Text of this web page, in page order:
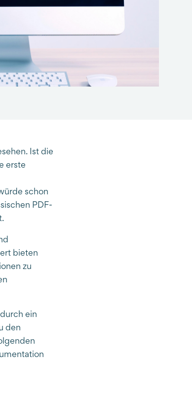
Ist die
erste
schon
PDF-
bieten
zu
ein
den